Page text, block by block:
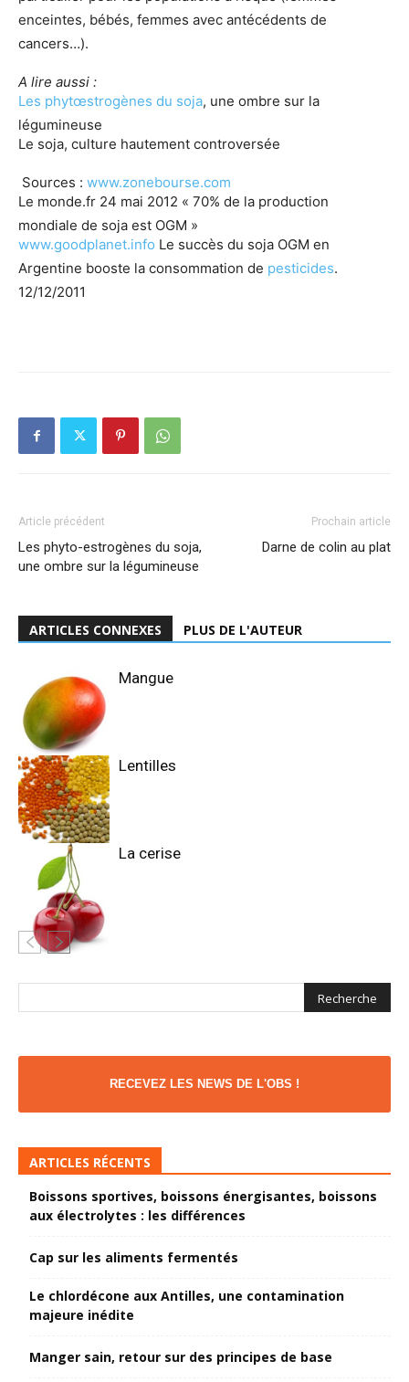
enceintes, bébés, femmes avec antécédents de
cancers…).
A lire aussi :
Les phytœstrogènes du soja, une ombre sur la
légumineuse
Le soja, culture hautement controversée
Sources : www.zonebourse.com
Le monde.fr 24 mai 2012 « 70% de la production
mondiale de soja est OGM »
www.goodplanet.info Le succès du soja OGM en
Argentine booste la consommation de pesticides.
12/12/2011
Article précédent
Les phyto-estrogènes du soja,
une ombre sur la légumineuse
Prochain article
Darne de colin au plat
ARTICLES CONNEXES PLUS DE L'AUTEUR
Mangue
Lentilles
La cerise
RECEVEZ LES NEWS DE L'OBS !
ARTICLES RÉCENTS
Boissons sportives, boissons énergisantes, boissons
aux électrolytes : les différences
Cap sur les aliments fermentés
Le chlordécone aux Antilles, une contamination
majeure inédite
Manger sain, retour sur des principes de base